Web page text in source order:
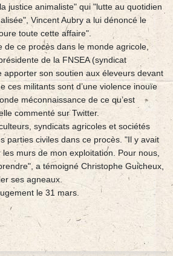
justice animaliste" qui "lutte au quotidien
Vincent Aubry a lui dénoncé le
toute cette affaire".
de ce procès dans le monde agricole,
de la FNSEA (syndicat
apporter son soutien aux éleveurs devant
ces militants sont d’une violence inouïe
méconnaissance de ce qu’est
commenté sur Twitter.
syndicats agricoles et sociétés
parties civiles dans ce procès. "Il y avait
murs de mon exploitation. Pour nous,
a témoigné Christophe Guicheux,
ses agneaux.
le 31 mars.